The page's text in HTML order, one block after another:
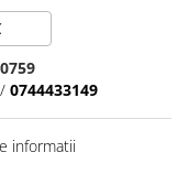
/ 0744433149
informatii